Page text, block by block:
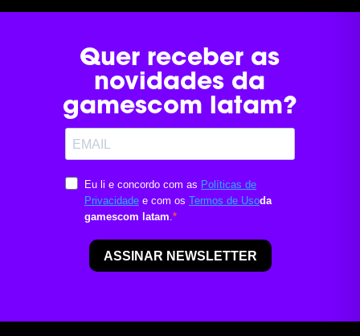
de games do mundo, é o principal ponto de
negócio nesse mercado em expansão.
Quer receber as
novidades da
gamescom latam?